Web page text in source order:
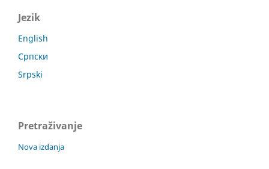
Jezik
English
Српски
Srpski
Pretraživanje
Nova izdanja